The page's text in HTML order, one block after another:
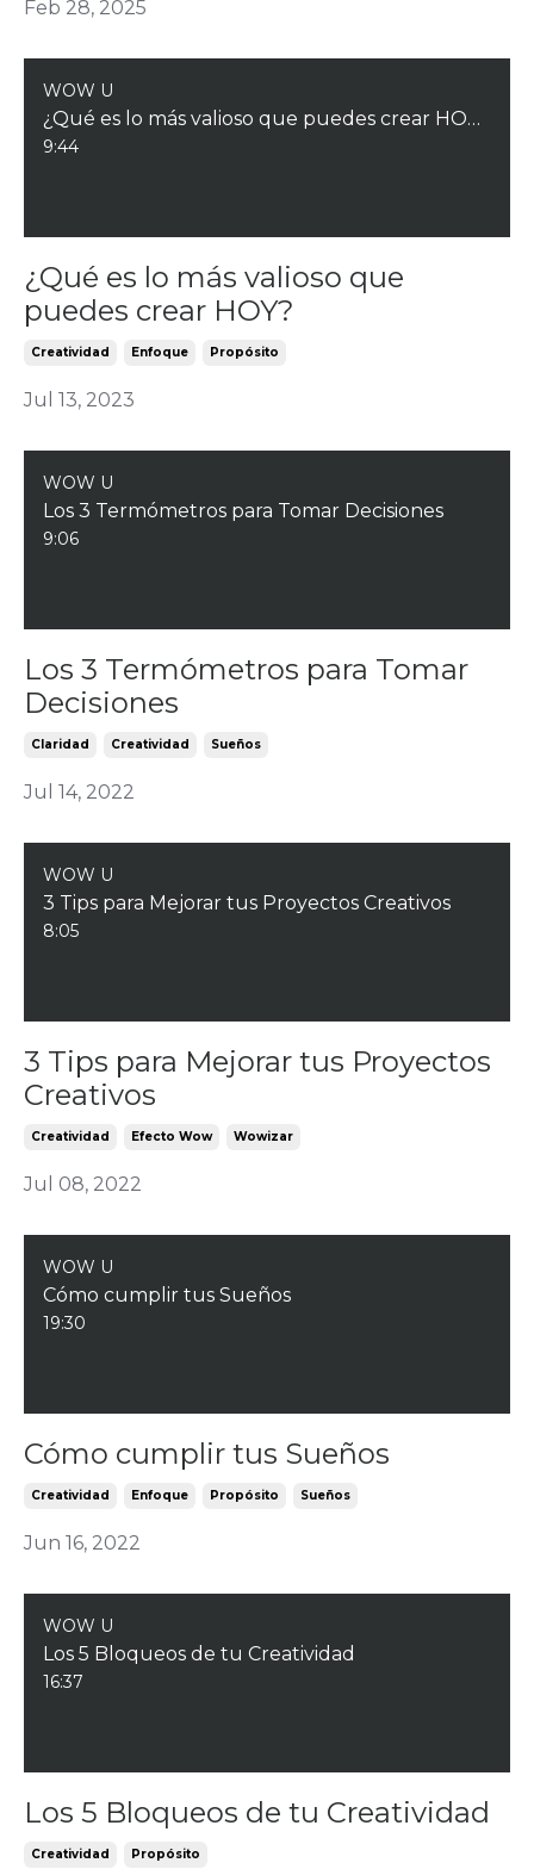
Feb 28, 2025
WOW U
¿Qué es lo más valioso que puedes crear HOY?
9:44
¿Qué es lo más valioso que
puedes crear HOY?
Creatividad Enfoque Propósito
Jul 13, 2023
WOW U
Los 3 Termómetros para Tomar Decisiones
9:06
Los 3 Termómetros para Tomar
Decisiones
Claridad Creatividad Sueños
Jul 14, 2022
WOW U
3 Tips para Mejorar tus Proyectos Creativos
8:05
3 Tips para Mejorar tus Proyectos
Creativos
Creatividad Efecto Wow Wowizar
Jul 08, 2022
WOW U
Cómo cumplir tus Sueños
19:30
Cómo cumplir tus Sueños
Creatividad Enfoque Propósito Sueños
Jun 16, 2022
WOW U
Los 5 Bloqueos de tu Creatividad
16:37
Los 5 Bloqueos de tu Creatividad
Creatividad Propósito